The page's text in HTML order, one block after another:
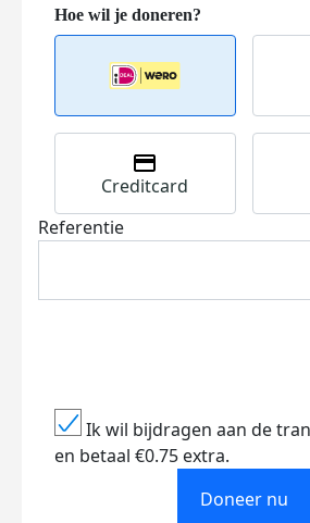
Creditcard
Referentie
Ik wil bijdragen aan de
en betaal €0.75 extra.
Doneer nu